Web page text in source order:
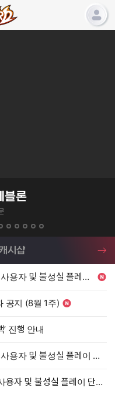
블론
시샵
8/7(금) 비정상 게임 이용 의심 사용자 및 불성실 플레이 단속 안내
공지 (8월 1주)
’ 진행 안내
8/6(목) 비정상 게임 이용 의심 사용자 및 불성실 플레이 단속 안내
8/5(수) 비정상 게임 이용 의심 사용자 및 불성실 플레이 단속 안내